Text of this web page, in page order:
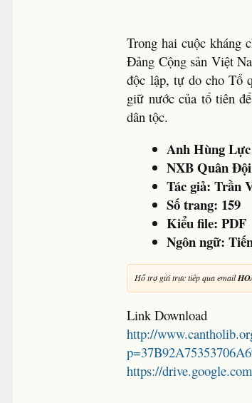
Trong hai cuộc kháng
Đảng Cộng sản Việt
độc lập, tự do cho Tổ
giữ nước của tổ tiên
dân tộc.
Anh Hùng
NXB Quân
Tác giả:Trần
Số trang: 159
Kiểu file: PDF
Ngôn ngữ:
Hỗ trợ gửi trực tiếp qua email
Link Download
http://
https://